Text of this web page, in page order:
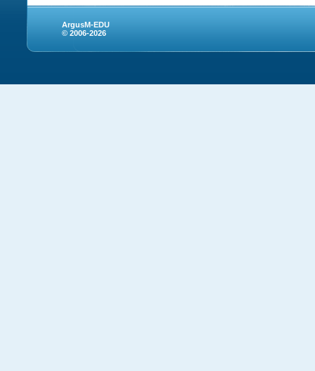
ArgusM-EDU
© 2006-2026